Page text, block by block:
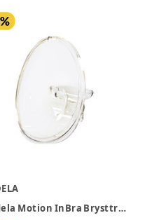
Medela Motion InBra Brysttragte 24 mm, 2-pak